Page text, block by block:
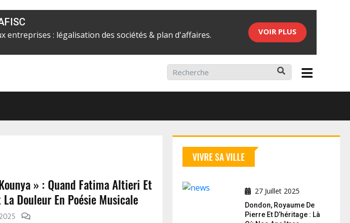
entreprises : légalisation des sociétés & plan d'affaires. VOIR PLUS
les pouvoirs à partir du 7 février 2026
» : Quand Fatima Altieri Et
Douleur En Poésie Musicale
VIVRE SA VILLE
27 Juillet 2025
Dondon, Royaume De
Pierre Et D’héritage : Là